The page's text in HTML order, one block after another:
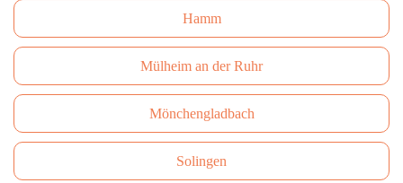
Hamm
Mülheim an der Ruhr
Mönchengladbach
Solingen